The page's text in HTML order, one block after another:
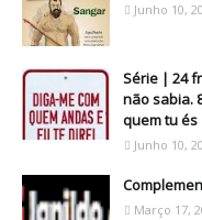
Junho 10,
Série | 24
não sabia.
quem tu és
Junho 10,
Março 17,